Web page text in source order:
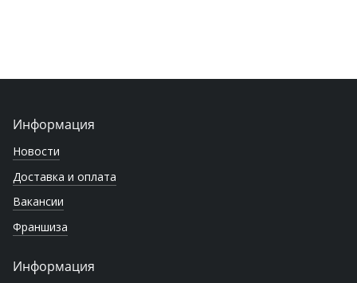
Информация
Новости
Доставка и оплата
Вакансии
Франшиза
Информация